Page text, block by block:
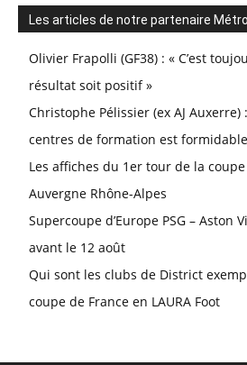
Les articles de notre partenaire
Olivier Frapolli (GF38) : « C’est
résultat soit positif »
Christophe Pélissier (ex AJ
centres de formation est
Les affiches du 1er tour de la
Auvergne Rhône-Alpes
Supercoupe d’Europe PSG – Aston
avant le 12 août
Qui sont les clubs de District
coupe de France en LAURA Foot